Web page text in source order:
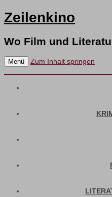
Zeilenkino
Wo Film und
Menü Zum Inhalt springen